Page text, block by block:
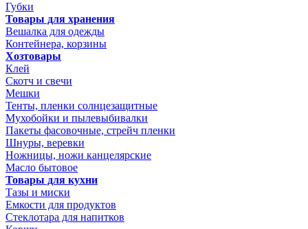
Губки
Товары для хранения
Вешалка для одежды
Контейнера, корзины
Хозтовары
Клей
Скотч и свечи
Мешки
Тенты, пленки солнцезащитные
Мухобойки и пылевыбивалки
Пакеты фасовочные, стрейч пленки
Шнуры, веревки
Ножницы, ножи канцелярские
Масло бытовое
Товары для кухни
Тазы и миски
Емкости для продуктов
Стеклотара для напитков